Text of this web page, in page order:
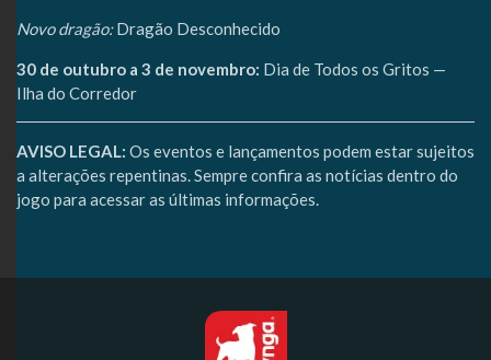
Novo dragão:Dragão Desconhecido
30 de outubro a 3 de novembro: Dia de Todos os Gritos —
Ilha do Corredor
AVISO LEGAL: Os eventos e lançamentos podem estar sujeitos
a alterações repentinas. Sempre confira as notícias dentro do
jogo para acessar as últimas informações.